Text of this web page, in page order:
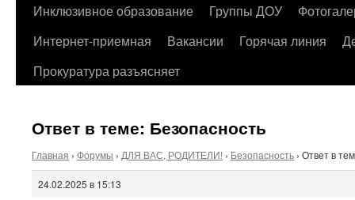
содержимому
Инклюзивное образование
Группы ДОУ
Интернет-приемная
Вакансии Горячая линия
Прокуратура разъясняет
Ответ в теме: Безопасность
Главная › Форумы › ДЛЯ ВАС, РОДИТЕЛИ! › Безопасность › Ответ в
24.02.2025 в 15:13